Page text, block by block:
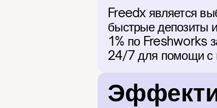
Freedx является
быстрые депозиты
1% по Freshworks
24/7 для помощи с